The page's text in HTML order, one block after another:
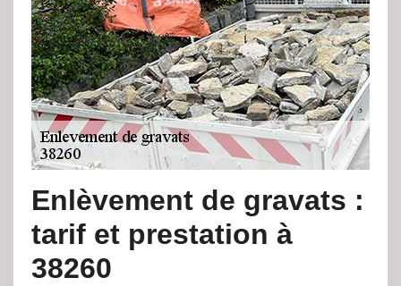
Enlèvement de gravats :
tarif et prestation à
38260